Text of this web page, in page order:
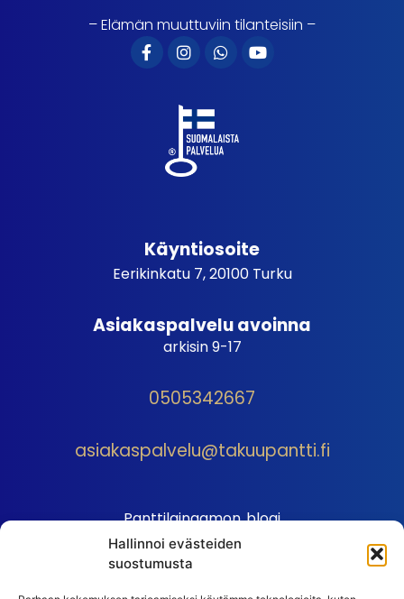
Hallinnoi evästeiden
suostumusta
– Elämän muuttuviin tilanteisiin –
Käyntiosoite
Eerikinkatu 7, 20100 Turku
Asiakaspalvelu avoinna
arkisin 9-17
0505342667
asiakaspalvelu@takuupantti.fi
Panttilainaamon blogi
Palveluhinnasto
Sopimusehdot